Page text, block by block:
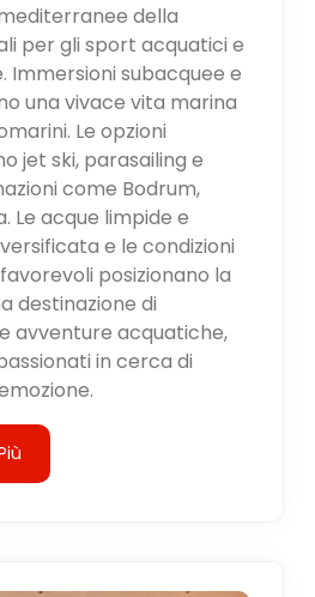
della
per gli sport acquatici e
Immersioni subacquee e
una vivace vita marina
Le opzioni
jet ski, parasailing e
come Bodrum,
Le acque limpide e
e le condizioni
posizionano la
destinazione di
avventure acquatiche,
in cerca di